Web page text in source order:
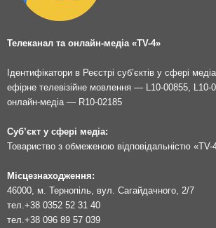
Телеканал та онлайн-медіа «TV-4»
Ідентифікатори в Реєстрі суб’єктів у сфері
ефірне телевізійне мовлення — L10-00855, L10-
онлайн-медіа — R10-02185
Суб’єкт у сфері медіа:
Товариство з обмеженою відповідальністю «TV-
Місцезнаходження:
46000, м. Тернопіль, вул. Сагайдачного, 2/7
тел.+38 0352 52 31 40
тел.+38 096 89 57 039